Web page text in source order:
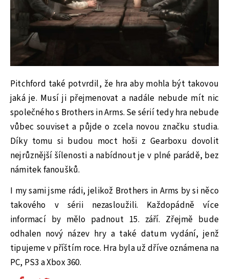
Pitchford také potvrdil, že hra aby mohla být takovou
jaká je. Musí ji přejmenovat a nadále nebude mít nic
společného s Brothers in Arms. Se sérií tedy hra nebude
vůbec souviset a půjde o zcela novou značku studia.
Díky tomu si budou moct hoši z Gearboxu dovolit
nejrůznější šílenosti a nabídnout je v plné parádě, bez
námitek fanoušků.
I my sami jsme rádi, jelikož Brothers in Arms by si něco
takového v sérii nezasloužili. Každopádně více
informací by mělo padnout 15. září. Zřejmě bude
odhalen nový název hry a také datum vydání, jenž
tipujeme v příštím roce. Hra byla už dříve oznámena na
PC, PS3 a Xbox 360.